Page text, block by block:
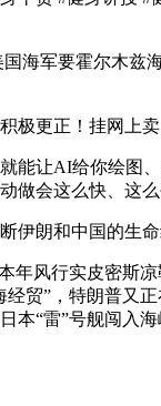
军要霍尔木兹
更正！挂网上卖
让AI给你绘图、
做会这么快、这
朗和中国的生命
风行实皮密斯凉
贸”，特朗普又
本“雷”号舰闯入